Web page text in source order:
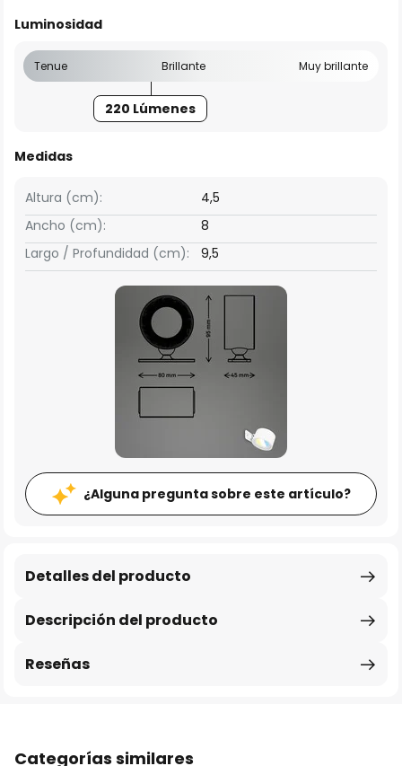
Luminosidad
Tenue Brillante Muy brillante
220 Lúmenes
Medidas
Ancho (cm): 8
Altura (cm): 4,5
Largo / Profundidad (cm): 9,5
¿Alguna pregunta sobre este artículo?
Descripción del producto
Detalles del producto
Reseñas
Categorías similares